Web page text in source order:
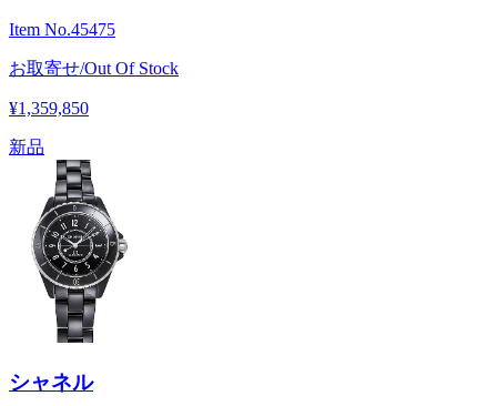
Item No.45475
お取寄せ/Out Of Stock
¥1,359,850
新品
シャネル